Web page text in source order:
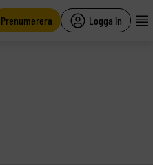
Prenumerera Logga in